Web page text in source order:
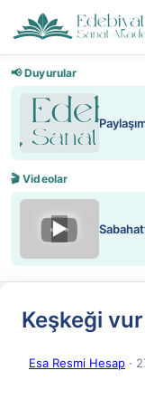
📢 Duyurular
🎬 Videolar
Oluşu
Keşkeği vur
Esa Resmi Hesap ·